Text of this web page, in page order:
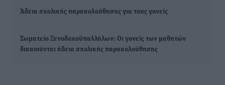
Άδεια σχολικής παρακολούθησης για τους γονείς
Σωματείο Ξενοδοχοϋπαλλήλων: Οι γονείς των μαθητών
δικαιούνται άδεια σχολικής παρακολούθησης